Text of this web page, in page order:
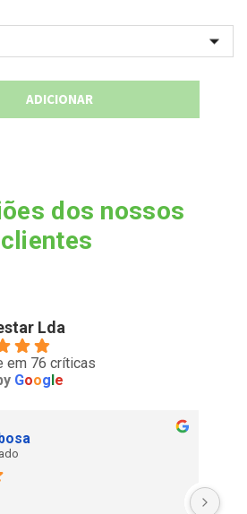
ADICIONAR
dos nossos
clientes
Lda
em 76 críticas
Google